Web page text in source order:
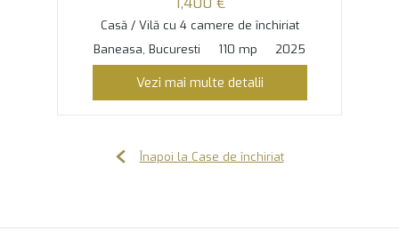
Casă / Vilă cu 4 camere de închiriat
Baneasa, Bucuresti
110 mp 2025
Vezi mai multe detalii
Înapoi la Case de închiriat